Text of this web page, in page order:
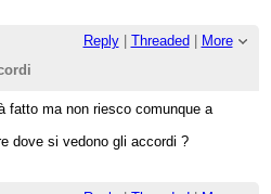
Reply| Threaded
More
fatto ma non riesco comunque a
dove si vedono gli accordi ?